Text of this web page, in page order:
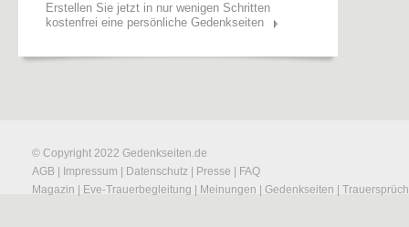
Erstellen Sie jetzt in nur wenigen Schritten
kostenfrei eine persönliche Gedenkseiten
© Copyright 2022 Gedenkseiten.de
AGB
Impressum Datenschutz Presse
FAQ
Magazin
Eve-Trauerbegleitung Meinungen Gedenkseiten